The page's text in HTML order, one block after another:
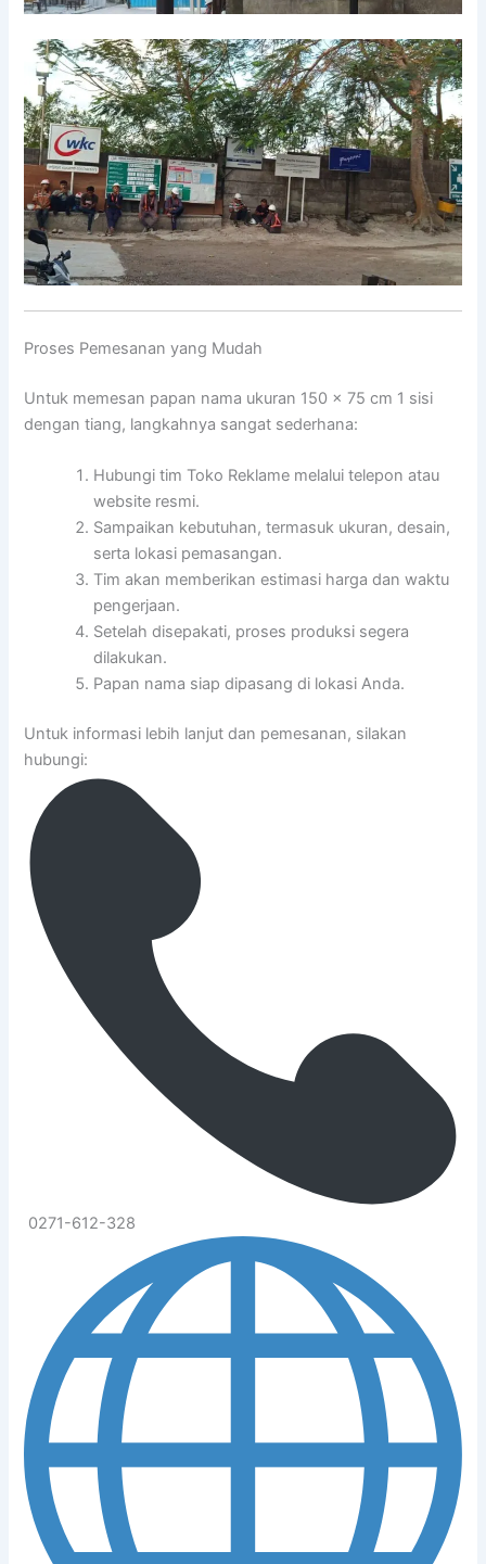
Proses Pemesanan yang Mudah
Untuk memesan papan nama ukuran 150 x 75 cm 1 sisi
dengan tiang, langkahnya sangat sederhana:
Hubungi tim Toko Reklame melalui telepon atau
website resmi.
Sampaikan kebutuhan, termasuk ukuran, desain,
serta lokasi pemasangan.
Tim akan memberikan estimasi harga dan waktu
pengerjaan.
Setelah disepakati, proses produksi segera
dilakukan.
Papan nama siap dipasang di lokasi Anda.
Untuk informasi lebih lanjut dan pemesanan, silakan
hubungi:
0271-612-328